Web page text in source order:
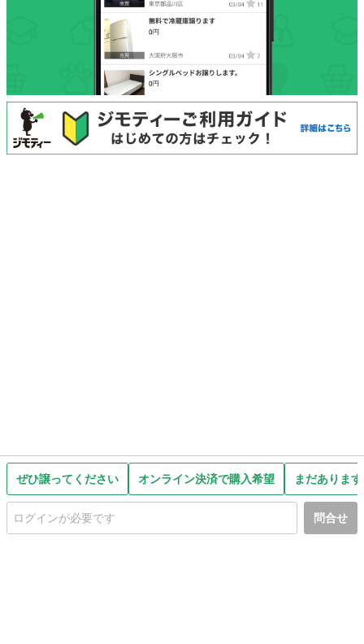
ぜひ譲ってください オンライン決済で購入希望 まだありま
問合せ